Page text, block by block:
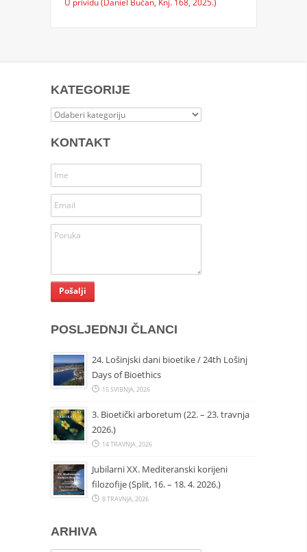
KATEGORIJE
Kategorije
KONTAKT
POSLJEDNJI ČLANCI
24. Lošinjski dani bioetike / 24th Lošinj
Days of Bioethics
15 SVIBNJA, 2026
3. Bioetički arboretum (22. – 23. travnja
2026.)
14 TRAVNJA, 2026
Jubilarni XX. Mediteranski korijeni
filozofije (Split, 16. – 18. 4. 2026.)
8 TRAVNJA, 2026
ARHIVA